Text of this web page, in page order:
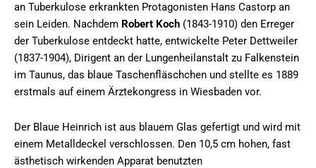
an Tuberkulose erkrankten Protagonisten Hans Castorp an
sein Leiden. Nachdem Robert Koch (1843-1910) den Erreger
der Tuberkulose entdeckt hatte, entwickelte Peter Dettweiler
(1837-1904), Dirigent an der Lungenheilanstalt zu Falkenstein
im Taunus, das blaue Taschenfläschchen und stellte es 1889
erstmals auf einem Ärztekongress in Wiesbaden vor.
Der Blaue Heinrich ist aus blauem Glas gefertigt und wird mit
einem Metalldeckel verschlossen. Den 10,5 cm hohen, fast
ästhetisch wirkenden Apparat benutzten